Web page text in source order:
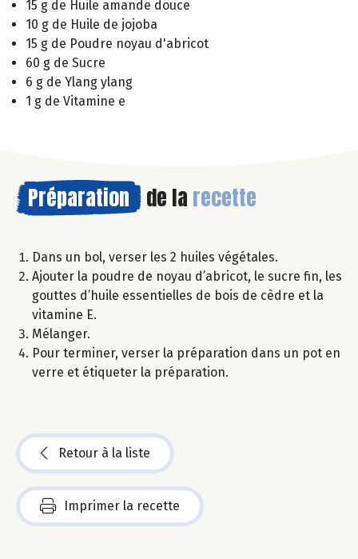
15 g de Huile amande douce
10 g de Huile de jojoba
15 g de Poudre noyau d'abricot
60 g de Sucre
6 g de Ylang ylang
1 g de Vitamine e
Préparation de la recette
Dans un bol, verser les 2 huiles végétales.
Ajouter la poudre de noyau d’abricot, le sucre fin, les
gouttes d’huile essentielles de bois de cèdre et la
vitamine E.
Mélanger.
Pour terminer, verser la préparation dans un pot en
verre et étiqueter la préparation.
Retour à la liste
Imprimer la recette